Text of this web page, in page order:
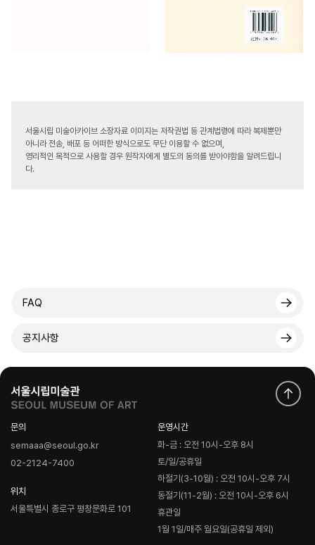
서울시립 미술아카이브 소장자료 이미지는 저작권법 등 관계법령에 따라 복제뿐만
아니라 전송, 배포 등 어떠한 방식으로도 무단 이용할 수 없으며,
영리적인 목적으로 사용할 경우 원작자에게 별도의 동의를 받아야함을 알려드립니
다.
FAQ
공지사항
문의
semaaa@seoul.go.kr
02-2124-7400
위치
서울특별시 종로구 평창문화로 101
운영시간
화-금 : 오전 10시-오후 8시
토/일/공휴일
하절기(3-10월) : 오전 10시-오후 7시
동절기(11-2월) : 오전 10시-오후 6시
휴관일
1월 1일/매주 월요일(공휴일 제외)